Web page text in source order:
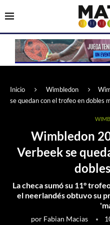
Inicio Wimbledon
se quedan con el trofeo en dobles
Wimbledon
Verbeek se
La checa sumó su 11°
el neerlandés obtuvo su
por Fabian Macias